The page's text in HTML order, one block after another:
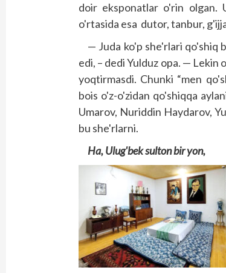
doir eksponatlar o'rin olgan.
o'rtasida esa dutor, tanbur,
— Juda ko'p she'rlari qo'shiq
edi, – dedi Yulduz opa. — Lekin
yoqtirmasdi. Chunki “men
bois o'z-o'zidan qo'shiqqa
Umarov, Nuriddin Haydarov,
bu she'rlarni.
Ha, Ulug'bek sulton bir yon,